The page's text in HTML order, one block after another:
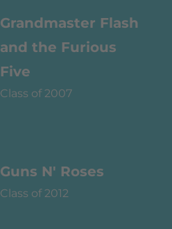
Grandmaster Flash
and the Furious
Five
Class of 2007
Guns N' Roses
Class of 2012